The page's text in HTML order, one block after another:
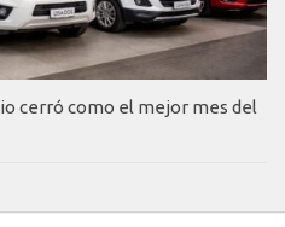
cerró como el mejor mes del